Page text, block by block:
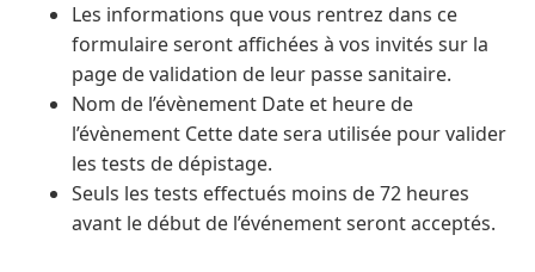
Les informations que vous rentrez dans ce
formulaire seront affichées à vos invités sur la
page de validation de leur passe sanitaire.
Nom de l’évènement Date et heure de
l’évènement Cette date sera utilisée pour valider
les tests de dépistage.
Seuls les tests effectués moins de 72 heures
avant le début de l’événement seront acceptés.